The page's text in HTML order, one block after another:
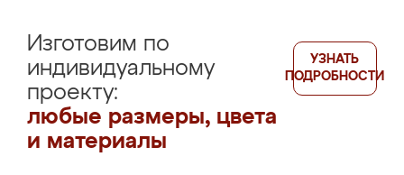
Изготовим по
индивидуальному
проекту:
любые размеры, цвета
и материалы
УЗНАТЬ
ПОДРОБНОСТИ